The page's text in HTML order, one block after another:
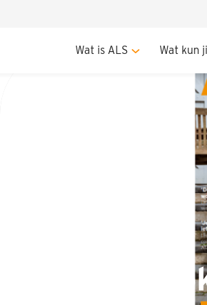
Wat is ALS Wat kun
ALS dank